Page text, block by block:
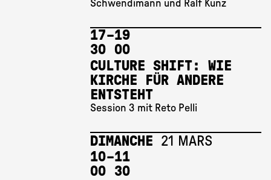
Schwendimann und Ralf Kunz
17
30
–19
00
CULTURE SHIFT: WIE
KIRCHE FÜR ANDERE
ENTSTEHT
Session 3 mit Reto Pelli
DIMANCHE 21 MARS
10
00
–11
30